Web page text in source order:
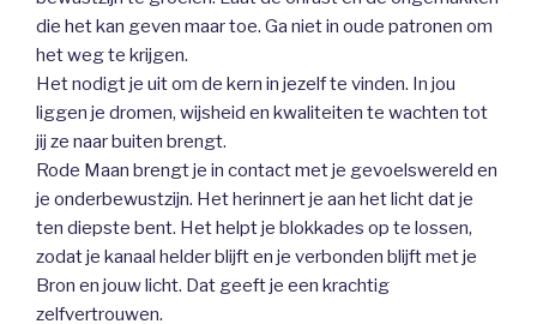
die het kan geven maar toe. Ga niet in oude patronen om
het weg te krijgen.
Het nodigt je uit om de kern in jezelf te vinden. In jou
liggen je dromen, wijsheid en kwaliteiten te wachten tot
jij ze naar buiten brengt.
Rode Maan brengt je in contact met je gevoelswereld en
je onderbewustzijn. Het herinnert je aan het licht dat je
ten diepste bent. Het helpt je blokkades op te lossen,
zodat je kanaal helder blijft en je verbonden blijft met je
Bron en jouw licht. Dat geeft je een krachtig
zelfvertrouwen.